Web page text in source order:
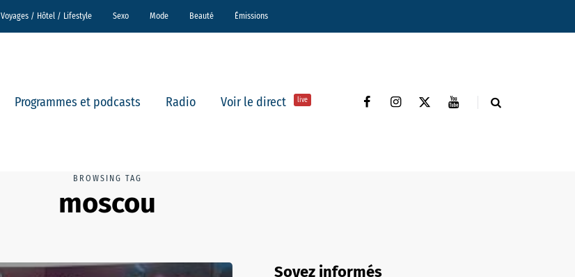
Voyages / Hôtel / Lifestyle Sexo Mode Beauté Émissions
Programmes et podcasts Radio Voir le direct live
BROWSING TAG
moscou
Soyez informés